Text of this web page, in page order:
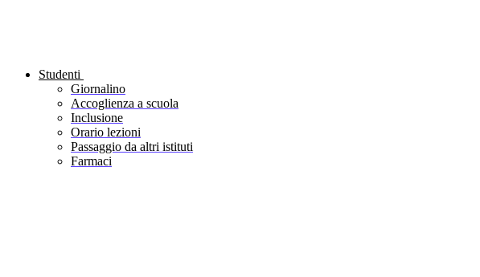
Studenti
Giornalino
Accoglienza a scuola
Inclusione
Orario lezioni
Passaggio da altri istituti
Farmaci